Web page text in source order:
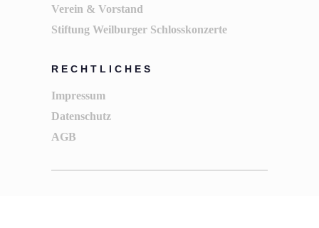
Verein & Vorstand
Stiftung Weilburger Schlosskonzerte
RECHTLICHES
Impressum
Datenschutz
AGB